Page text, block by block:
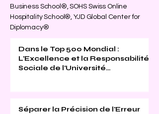
Business School®, SOHS Swiss Online
Hospitality School®, YJD Global Center for
Diplomacy®
Dans le Top 500 Mondial :
L'Excellence et la Responsabilité
Sociale de l'Université
Séparer la Précision de l'Erreur